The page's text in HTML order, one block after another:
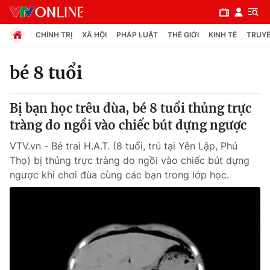
Chuyên mục
Chính trị
Xã hội
Pháp luật
CHÍNH TRỊ XÃ HỘI PHÁP LUẬT THẾ GIỚI KINH TẾ
bé 8 tuổi
Bị bạn học trêu đùa, bé 8 tuổi thủng trực
tràng do ngồi vào chiếc bút dựng ngược
VTV.vn - Bé trai H.A.T. (8 tuổi, trú tại Yên Lập, Phú
Thọ) bị thủng trực tràng do ngồi vào chiếc bút dựng
ngược khi chơi đùa cùng các bạn trong lớp học.